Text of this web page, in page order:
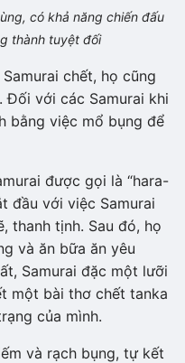
có khả năng chiến đấu
thành tuyệt đối
chết, họ cũng
Đối với các Samurai khi
bằng việc mổ bụng để
được gọi là “hara-
đầu với việc Samurai
thanh tịnh. Sau đó, họ
và ăn bữa ăn yêu
Samurai đặc một lưỡi
một bài thơ chết tanka
của mình.
và rạch bụng, tự kết